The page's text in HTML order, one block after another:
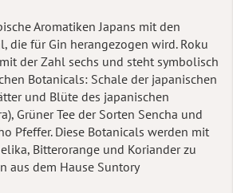
Aromatiken Japans mit den
die für Gin herangezogen wird. Roku
der Zahl sechs und steht symbolisch
Botanicals: Schale der japanischen
und Blüte des japanischen
Grüner Tee der Sorten Sencha und
Pfeffer. Diese Botanicals werden mit
Bitterorange und Koriander zu
aus dem Hause Suntory